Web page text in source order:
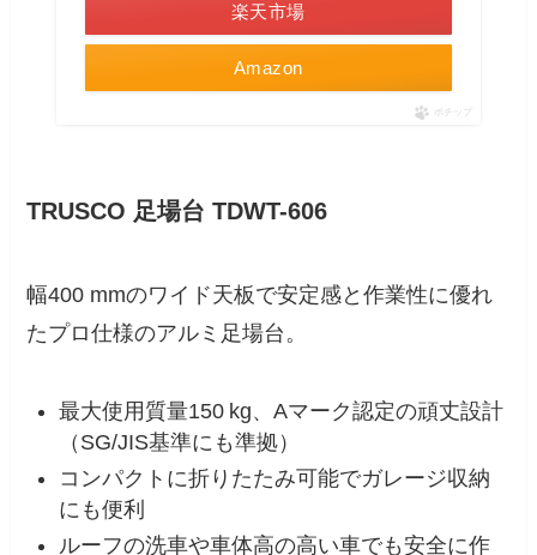
Amazon
楽天市場
ポチップ
TRUSCO 足場台 TDWT-606
幅400 mmのワイド天板で安定感と作業性に優れ
たプロ仕様のアルミ足場台。
最大使用質量150 kg、Aマーク認定の頑丈設計
（SG/JIS基準にも準拠）
コンパクトに折りたたみ可能でガレージ収納
にも便利
ルーフの洗車や車体高の高い車でも安全に作